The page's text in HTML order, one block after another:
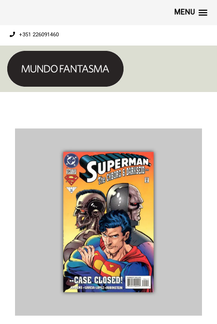
MENU
+351 226091460